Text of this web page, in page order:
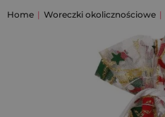
Home | Woreczki okolicznościowe |